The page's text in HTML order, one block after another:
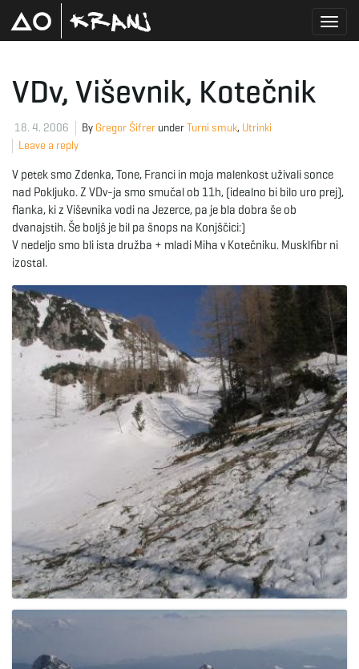
g
l
e
n
a
v
VDv, Viševnik, Kotečnik
18. 4. 2006 By Gregor Šifrer underTurni smuk, Utrinki
Leave a reply
V petek smo Zdenka, Tone, Franci in moja malenkost uživali sonce
nad Pokljuko. Z VDv-ja smo smučal ob 11h, (idealno bi bilo uro prej),
flanka, ki z Viševnika vodi na Jezerce, pa je bla dobra še ob
dvanajstih. Še boljš je bil pa šnops na Konjščici:)
V nedeljo smo bli ista družba + mladi Miha v Kotečniku. Musklfibr ni
izostal.